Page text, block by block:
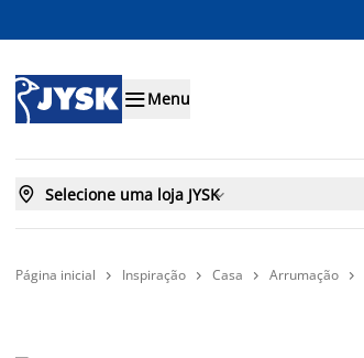
Menu
 Selecione uma loja JYSK
Página inicial  Inspiração  Casa  Arrumação 